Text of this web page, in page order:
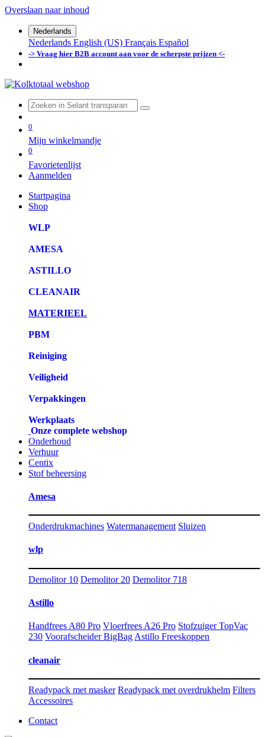
Overslaan naar inhoud
Nederlands
Nederlands English (US) Français Español
-> Vraag hier B2B account aan voor de scherpste prijzen <-
0
Mijn winkelmandje
0
Favorietenlijst
Aanmelden
Startpagina
Shop
WLP
AMESA
ASTILLO
CLEANAIR
MATERIEEL
PBM
Reiniging
Veiligheid
Verpakkingen
Werkplaats
Onze complete webshop
Onderhoud
Verhuur
Centix
Stof beheersing
Amesa
Onderdrukmachines Watermanagement Sluizen
wlp
Demolitor 10 Demolitor 20 Demolitor 718
Astillo
Handfrees A80 Pro Vloerfrees A26 Pro Stofzuiger TopVac
230 Voorafscheider BigBag Astillo Freeskoppen
cleanair
Readypack met masker Readypack met overdrukhelm Filters
Accessoires
Contact